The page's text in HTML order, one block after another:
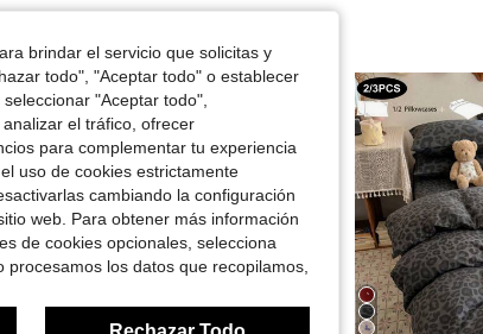
4.82 849
849 28K
4.82 849 28K
4.82 849 28K
brindar el servicio que solicitas y
todo", "Aceptar todo" o establecer
"Aceptar todo",
el tráfico, ofrecer
para complementar tu experiencia
uso de cookies estrictamente
cambiando la configuración
web. Para obtener más información
de cookies opcionales, selecciona
los datos que recopilamos,